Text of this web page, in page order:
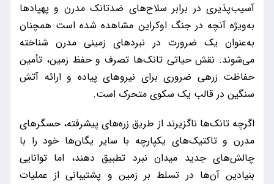
آسیب‌پذیری در برابر سلاح‌های ضدتانک مدرن و پهپادها
به‌ویژه آنچه در جنگ اوکراین مشاهده شده است همچنان
به‌عنوان یک ضرورت در نبردهای زمینی مدرن شناخته
می‌شوند. نقش حیاتی تانک‌ها تصرف و حفظ زمین، تأمین
حفاظت زرهی ضروری برای نیروهای پیاده و ارائه آتش
سنگین در قالب یک سکوی متحرک است.
اگرچه تانک‌ها ناگزیرند از طریق زره‌های پیشرفته، حسگرهای
مدرن و تاکتیک‌های یکپارچه با سایر یگان‌ها خود را با
چالش‌های جدید میدان نبرد تطبیق دهند، اما توانایی
بنیادین آن‌ها در تسلط بر زمین و پشتیبانی از عملیات